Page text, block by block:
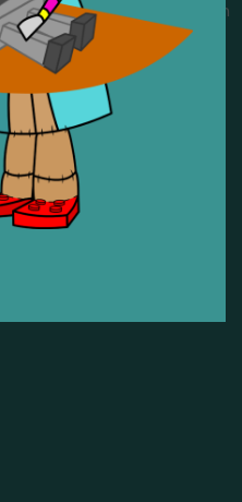
li riparano e li reimmettono in
civile, circolare e sostenibile.